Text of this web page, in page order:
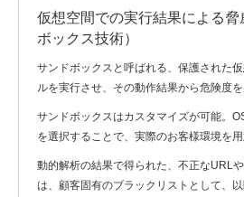
仮想空間での実行結果による
ボックス技術）
サンドボックスと呼ばれる、保護された
ルを実行させ、その動作結果から危険度を
サンドボックスはカスタマイズが可能。
を選択することで、実際のお客様環境を用
動的解析の結果で得られた、不正なURL
は、顧客固有のブラックリストとして、